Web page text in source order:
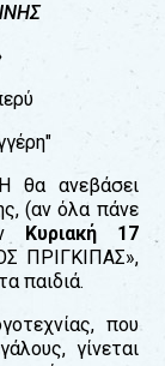
θα ανεβάσει
(αν όλα πάνε
Κυριακή 17
ΠΡΙΓΚΙΠΑΣ»,
παιδιά.
που
γίνεται